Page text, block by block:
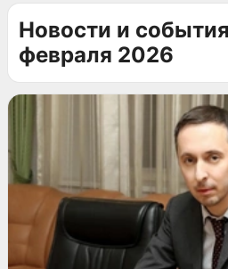
Новости и
февраля 2026